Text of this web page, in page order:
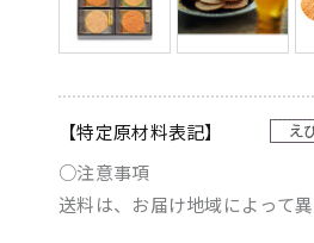
【特定原材料表記】
○注意事項
送料は、お届け地域によって